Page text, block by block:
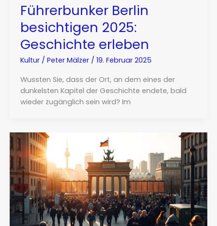
Führerbunker Berlin
besichtigen 2025:
Geschichte erleben
Kultur/ Peter Mälzer / 19. Februar 2025
Wussten Sie, dass der Ort, an dem eines der
dunkelsten Kapitel der Geschichte endete, bald
wieder zugänglich sein wird? Im